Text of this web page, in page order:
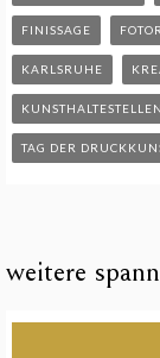
FINISSAGE
KARLSRUHE
KUNSTHALTESTELLEN
TAG DER
weitere